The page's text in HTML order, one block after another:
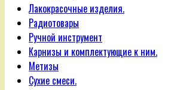
Лакокрасочные изделия.
Радиотовары
Ручной инструмент
Карнизы и комплектующие к ним.
Метизы
Сухие смеси.